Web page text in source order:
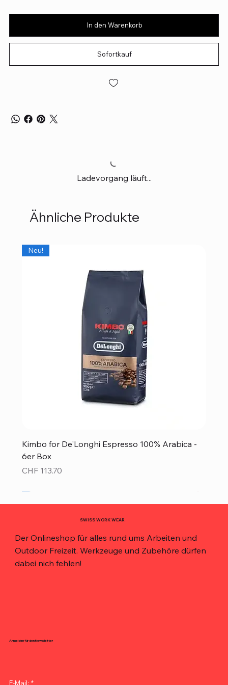
In den Warenkorb
Sofortkauf
Ladevorgang läuft...
Ähnliche Produkte
Neu!
Kimbo for De'Longhi Espresso 100% Arabica -
6er Box
Preis
CHF 113.70
SWISS WORK WEAR
Der Onlineshop für alles rund ums Arbeiten und
Outdoor Freizeit. Werkzeuge und Zubehöre dürfen
dabei nich fehlen!
Anmelden für den Newsletter
E-Mail: *